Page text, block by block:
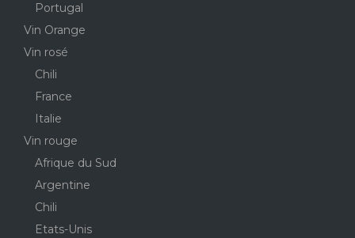
Portugal
Vin Orange
Vin rosé
Chili
France
Italie
Vin rouge
Afrique du Sud
Argentine
Chili
Etats-Unis